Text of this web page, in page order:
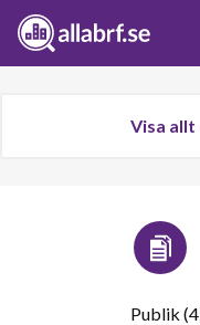
Visa allt
Publik